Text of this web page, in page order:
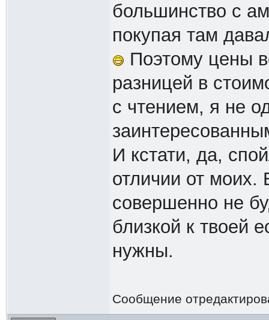
большинство с
покупая там
Поэтому цены
разницей в
с чтением, я не
И кстати, да,
отличии от моих.
совершенно не
близкой к твоей
нужны.
Сообщение